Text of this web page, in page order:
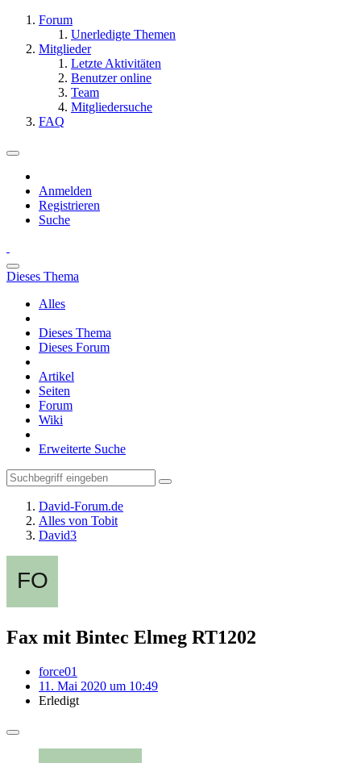
Forum
Unerledigte Themen
Mitglieder
Letzte Aktivitäten
Benutzer online
Team
Mitgliedersuche
FAQ
Anmelden
Registrieren
Suche
Dieses Thema
Alles
Dieses Thema
Dieses Forum
Artikel
Seiten
Forum
Wiki
Erweiterte Suche
David-Forum.de
Alles von Tobit
David3
Fax mit Bintec Elmeg RT1202
force01
11. Mai 2020 um 10:49
Erledigt